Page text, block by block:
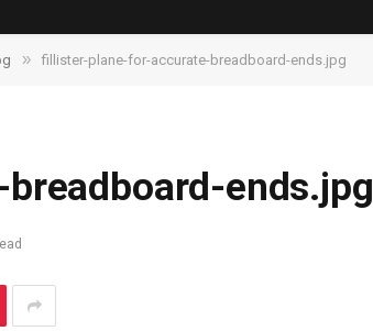
» fillister-plane-for-accurate-breadboard-ends.jpg
ends.jpg